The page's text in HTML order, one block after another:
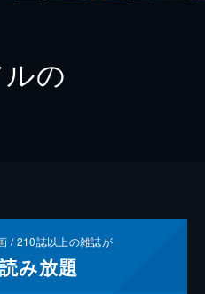
の
/210誌以上の雑誌が
読み放題